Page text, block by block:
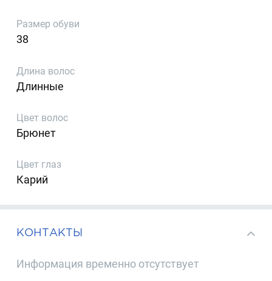
Размер обуви
38
Длина волос
Длинные
Цвет волос
Брюнет
Цвет глаз
Карий
КОНТАКТЫ
Информация временно отсутствует